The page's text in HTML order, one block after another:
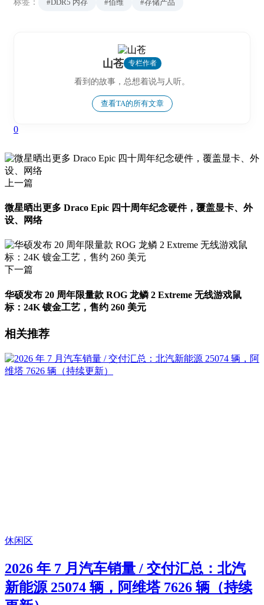
标签： #DDR5 内存 #佰维 #存储产品
山苍 专栏作者
看到的故事，总想着说与人听。
查看TA的所有文章
0
上一篇
微星晒出更多 Draco Epic 四十周年纪念硬件，覆盖显卡、外
设、网络
下一篇
华硕发布 20 周年限量款 ROG 龙鳞 2 Extreme 无线游戏鼠
标：24K 镀金工艺，售约 260 美元
相关推荐
休闲区
2026 年 7 月汽车销量 / 交付汇总：北汽
新能源 25074 辆，阿维塔 7626 辆（持续